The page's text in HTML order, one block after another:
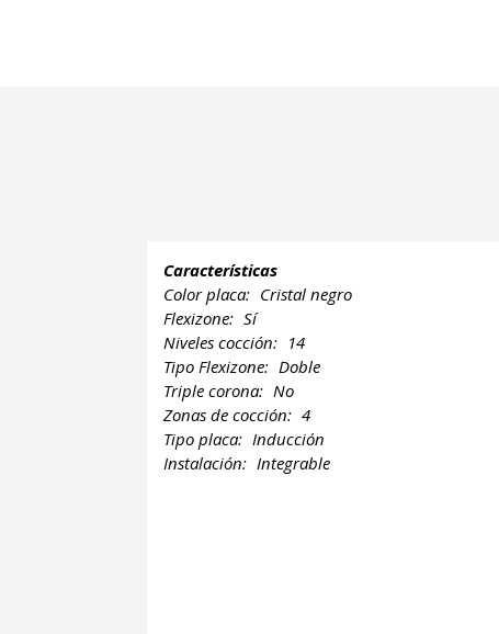
Características
Color placa: Cristal negro
Flexizone: Sí
Niveles cocción: 14
Tipo Flexizone: Doble
Triple corona: No
Zonas de cocción: 4
Tipo placa: Inducción
Instalación: Integrable